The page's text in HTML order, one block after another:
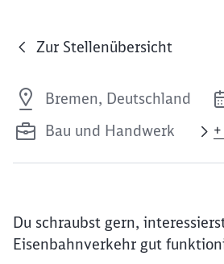
Zur Stellenübersicht
Bremen, Deutschland
Bau und Handwerk
Du schraubst gern,
Eisenbahnverkehr gut